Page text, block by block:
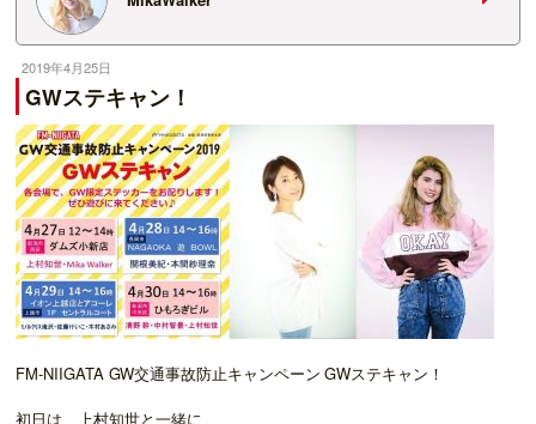
2019年4月25日
GWステキャン！
FM-NIIGATA GW交通事故防止キャンペーン GWステキャン！
初日は、上村知世と一緒に